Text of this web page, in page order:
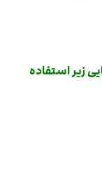
زیر استفاده